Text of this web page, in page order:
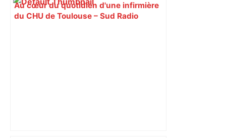
Au cœur du quotidien d'une infirmière
du CHU de Toulouse – Sud Radio